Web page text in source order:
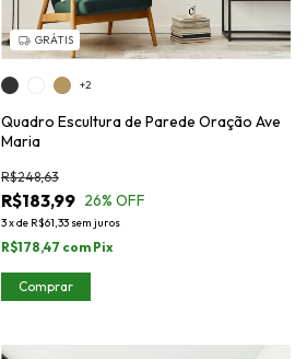
GRÁTIS
Quadro Escultura de Parede Oração Ave
Maria
R$183,99
R$248,63
26% OFF
3xde R$61,33 sem juros
R$178,47 com Pix
+2
Comprar